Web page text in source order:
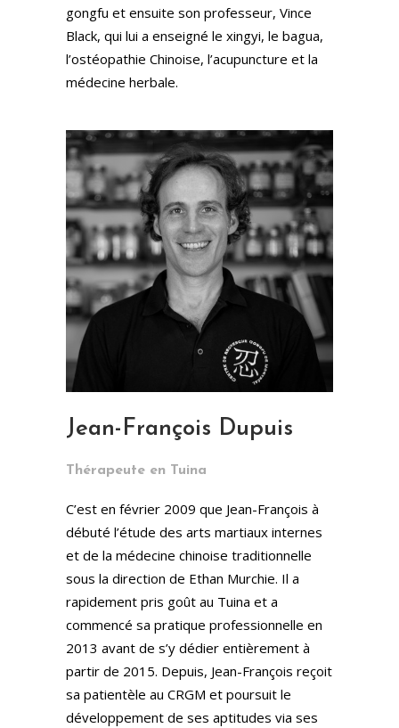
gongfu et ensuite son professeur, Vince
Black, qui lui a enseigné le xingyi, le bagua,
l’ostéopathie Chinoise, l’acupuncture et la
médecine herbale.
Jean-François Dupuis
Thérapeute en Tuina
C’est en février 2009 que Jean-François à
débuté l’étude des arts martiaux internes
et de la médecine chinoise traditionnelle
sous la direction de Ethan Murchie. Il a
rapidement pris goût au Tuina et a
commencé sa pratique professionnelle en
2013 avant de s’y dédier entièrement à
partir de 2015. Depuis, Jean-François reçoit
sa patientèle au CRGM et poursuit le
développement de ses aptitudes via ses